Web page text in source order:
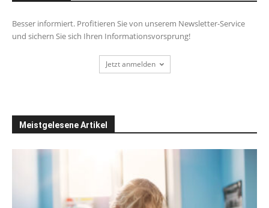
Besser informiert. Profitieren Sie von unserem Newsletter-Service
und sichern Sie sich Ihren Informationsvorsprung!
Jetzt anmelden
Meistgelesene Artikel